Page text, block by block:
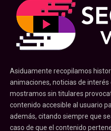
Asiduamente recopilamos
animaciones, noticias de
mostramos sin titulares
contenido accesible al usuario
además, citando siempre que
caso de que el contenido